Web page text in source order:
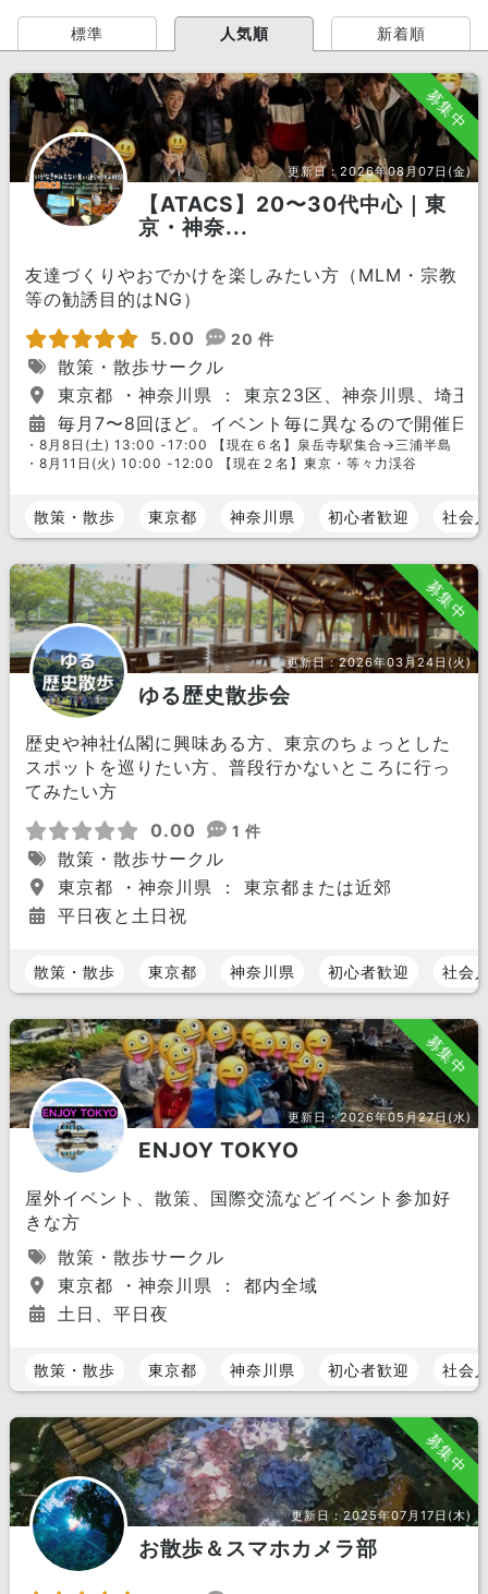
標準 人気順 新着順
募集中
更新日：2026年08月07日(金)
【ATACS】20〜30代中心｜東
京・神奈...
友達づくりやおでかけを楽しみたい方（MLM・宗教
等の勧誘目的はNG）
5.00
20 件
散策・散歩サークル
東京都 ・神奈川県 ： 東京23区、神奈川県、埼玉
毎月7〜8回ほど。イベント毎に異なるので開催日
・8月8日(土) 13:00 -17:00 【現在６名】泉岳寺駅集合→三浦半島
・8月11日(火) 10:00 -12:00 【現在２名】東京・等々力渓谷
散策・散歩 東京都 神奈川県 初心者歓迎 社会
募集中
更新日：2026年03月24日(火)
ゆる歴史散歩会
歴史や神社仏閣に興味ある方、東京のちょっとした
スポットを巡りたい方、普段行かないところに行っ
てみたい方
0.00
1 件
散策・散歩サークル
東京都 ・神奈川県 ： 東京都または近郊
平日夜と土日祝
散策・散歩 東京都 神奈川県 初心者歓迎 社会
募集中
更新日：2026年05月27日(水)
ENJOY TOKYO
屋外イベント、散策、国際交流などイベント参加好
きな方
散策・散歩サークル
東京都 ・神奈川県 ： 都内全域
土日、平日夜
散策・散歩 東京都 神奈川県 初心者歓迎 社会
募集中
更新日：2025年07月17日(木)
お散歩＆スマホカメラ部